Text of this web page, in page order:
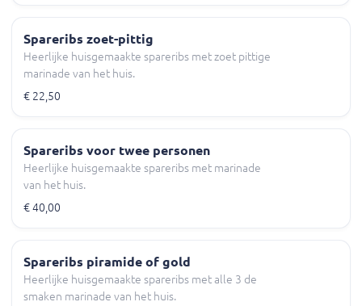
Spareribs zoet-pittig
Heerlijke huisgemaakte spareribs met zoet pittige
marinade van het huis.
€ 22,50
Spareribs voor twee personen
Heerlijke huisgemaakte spareribs met marinade
van het huis.
€ 40,00
Spareribs piramide of gold
Heerlijke huisgemaakte spareribs met alle 3 de
smaken marinade van het huis.